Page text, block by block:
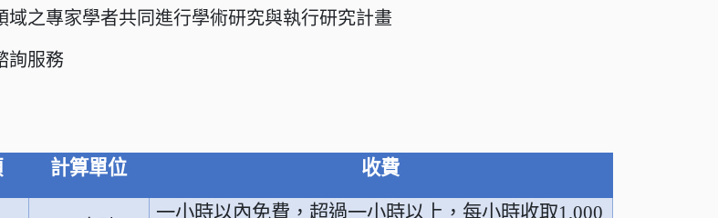
域之專家學者共同進行學術研究與執行研究計畫
詢服務
計算單位 收費
一小時以內免費，超過一小時以上，每小時收取1,000